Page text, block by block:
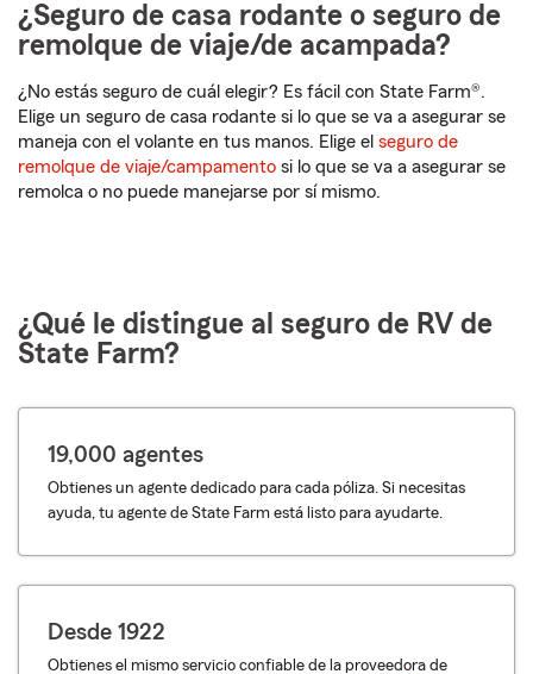
¿Seguro de casa rodante o seguro de
remolque de viaje/de acampada?
¿No estás seguro de cuál elegir? Es fácil con State Farm®.
Elige un seguro de casa rodante si lo que se va a asegurar se
maneja con el volante en tus manos. Elige el seguro de
remolque de viaje/campamento si lo que se va a asegurar se
remolca o no puede manejarse por sí mismo.
¿Qué le distingue al seguro de RV de
State Farm?
19,000 agentes
Obtienes un agente dedicado para cada póliza. Si necesitas
ayuda, tu agente de State Farm está listo para ayudarte.
Desde 1922
Obtienes el mismo servicio confiable de la proveedora de